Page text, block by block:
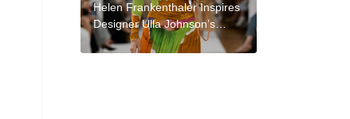
Helen Frankenthaler Inspires
Designer Ulla Johnson’s
Spring Collection